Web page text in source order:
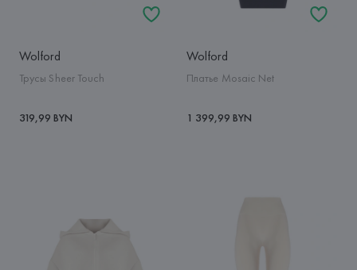
Wolford
Трусы Sheer Touch
319,99 BYN
Wolford
Платье Mosaic Net
1 399,99 BYN